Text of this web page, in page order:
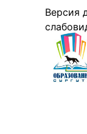
Версия